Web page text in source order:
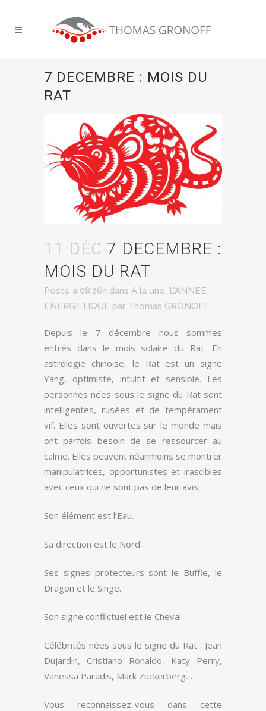
7 DECEMBRE : MOIS DU
RAT
11 DÉC 7 DECEMBRE :
MOIS DU RAT
Posté à 08:26h dans A la une, L'ANNEE
ENERGETIQUE par Thomas GRONOFF
Depuis le 7 décembre nous sommes
entrés dans le mois solaire du Rat. En
astrologie chinoise, le Rat est un signe
Yang, optimiste, intuitif et sensible. Les
personnes nées sous le signe du Rat sont
intelligentes, rusées et de tempérament
vif. Elles sont ouvertes sur le monde mais
ont parfois besoin de se ressourcer au
calme. Elles peuvent néanmoins se montrer
manipulatrices, opportunistes et irascibles
avec ceux qui ne sont pas de leur avis.
Son élément est l’Eau.
Sa direction est le Nord.
Ses signes protecteurs sont le Buffle, le
Dragon et le Singe.
Son signe conflictuel est le Cheval.
Célébrités nées sous le signe du Rat : Jean
Dujardin, Cristiano Ronaldo, Katy Perry,
Vanessa Paradis, Mark Zuckerberg…
Vous reconnaissez-vous dans cette